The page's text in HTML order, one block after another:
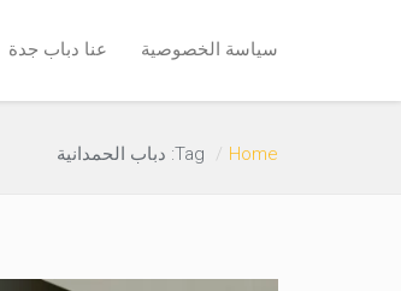
عنا دباب جدة سياسة الخصوصية
Home Tag: دباب الحمدانية